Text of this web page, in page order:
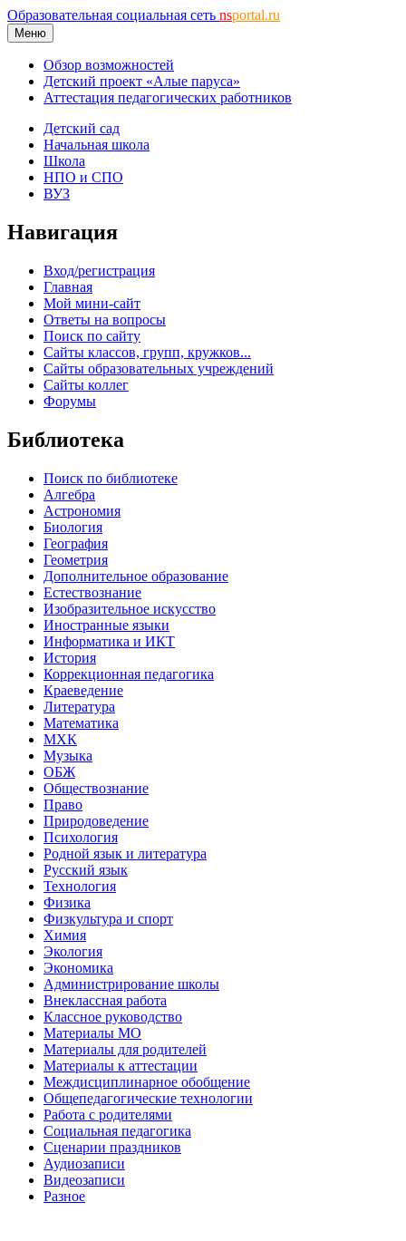
Образовательная социальная сеть nsportal.ru
Меню
Обзор возможностей
Детский проект «Алые паруса»
Аттестация педагогических работников
Детский сад
Начальная школа
Школа
НПО и СПО
ВУЗ
Навигация
Вход/регистрация
Главная
Мой мини-сайт
Ответы на вопросы
Поиск по сайту
Сайты классов, групп, кружков...
Сайты образовательных учреждений
Сайты коллег
Форумы
Библиотека
Поиск по библиотеке
Алгебра
Астрономия
Биология
География
Геометрия
Дополнительное образование
Естествознание
Изобразительное искусство
Иностранные языки
Информатика и ИКТ
История
Коррекционная педагогика
Краеведение
Литература
Математика
МХК
Музыка
ОБЖ
Обществознание
Право
Природоведение
Психология
Родной язык и литература
Русский язык
Технология
Физика
Физкультура и спорт
Химия
Экология
Экономика
Администрирование школы
Внеклассная работа
Классное руководство
Материалы МО
Материалы для родителей
Материалы к аттестации
Междисциплинарное обобщение
Общепедагогические технологии
Работа с родителями
Социальная педагогика
Сценарии праздников
Аудиозаписи
Видеозаписи
Разное